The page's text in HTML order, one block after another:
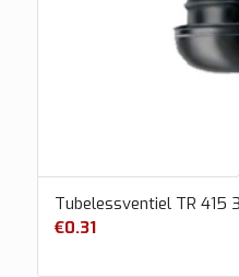
Tubelessventiel TR 415
€0.31